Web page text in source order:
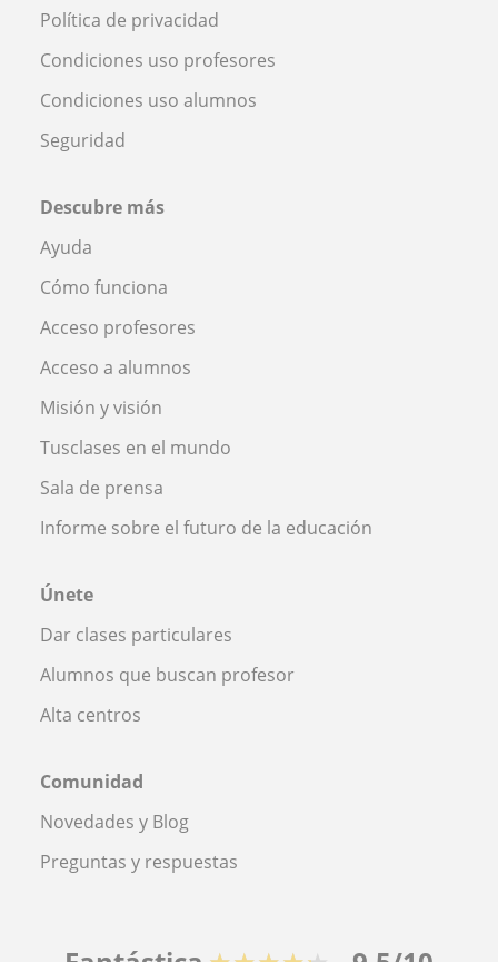
Política de privacidad
Condiciones uso profesores
Condiciones uso alumnos
Seguridad
Descubre más
Ayuda
Cómo funciona
Acceso profesores
Acceso a alumnos
Misión y visión
Tusclases en el mundo
Sala de prensa
Informe sobre el futuro de la educación
Únete
Dar clases particulares
Alumnos que buscan profesor
Alta centros
Comunidad
Novedades y Blog
Preguntas y respuestas